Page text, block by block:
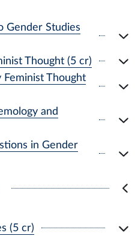
Gender Studies
Thought (5 cr)
Feminist Thought
and
in Gender
(5 cr)